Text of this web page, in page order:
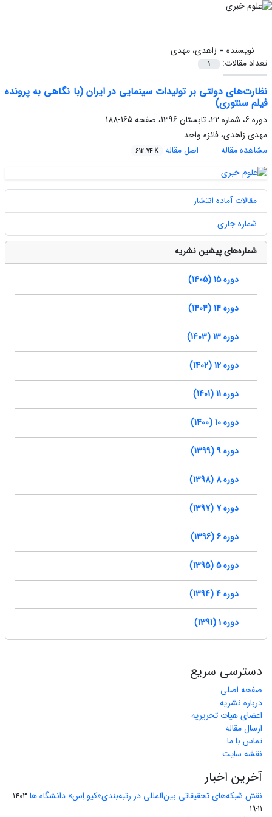
نویسنده = زاهدی، مهدی
تعداد مقالات:
1
نظارت‌های دولتی بر تولیدات سینمایی در ایران (با نگاهی به پرونده
فیلم سنتوری)
دوره 6، شماره 22، تابستان 1396، صفحه
165-188
مهدی زاهدی، فائزه واحد
مشاهده مقاله
اصل مقاله 612.74 K
مقالات آماده انتشار
شماره جاری
شماره‌های پیشین نشریه
دوره 15 (1405)
دوره 14 (1404)
دوره 13 (1403)
دوره 12 (1402)
دوره 11 (1401)
دوره 10 (1400)
دوره 9 (1399)
دوره 8 (1398)
دوره 7 (1397)
دوره 6 (1396)
دوره 5 (1395)
دوره 4 (1394)
دوره 1 (1391)
دسترسی سریع
صفحه اصلی
درباره نشریه
اعضای هیات تحریریه
ارسال مقاله
تماس با ما
نقشه سایت
آخرین اخبار
نقش شبکه‌های تحقیقاتی بین‌المللی در رتبه‌بندی«کیو.اِس» دانشگاه ها
1403-
11-19